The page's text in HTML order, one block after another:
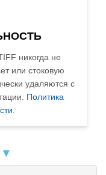
никогда не
или стоковую
удаляются с
Политика
.
▼